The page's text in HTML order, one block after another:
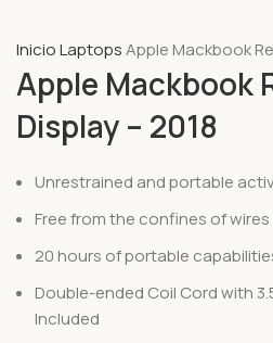
InicioLaptopsApple Mackbook
Apple Mackbook
Display – 2018
Unrestrained and portable
Free from the confines of
20 hours of portable
Double-ended Coil Cord with
Included